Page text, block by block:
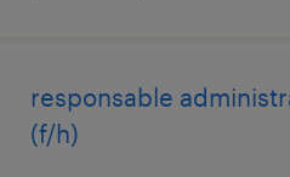
responsable
(f/h)